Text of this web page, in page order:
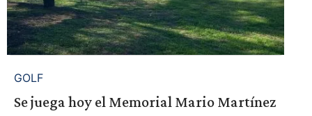
GOLF
Se juega hoy el Memorial Mario Martínez